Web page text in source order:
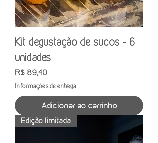
Kit degustação de sucos - 6
unidades
Preço
R$ 89,40
Informações de entrega
Adicionar ao carrinho
Edição limitada